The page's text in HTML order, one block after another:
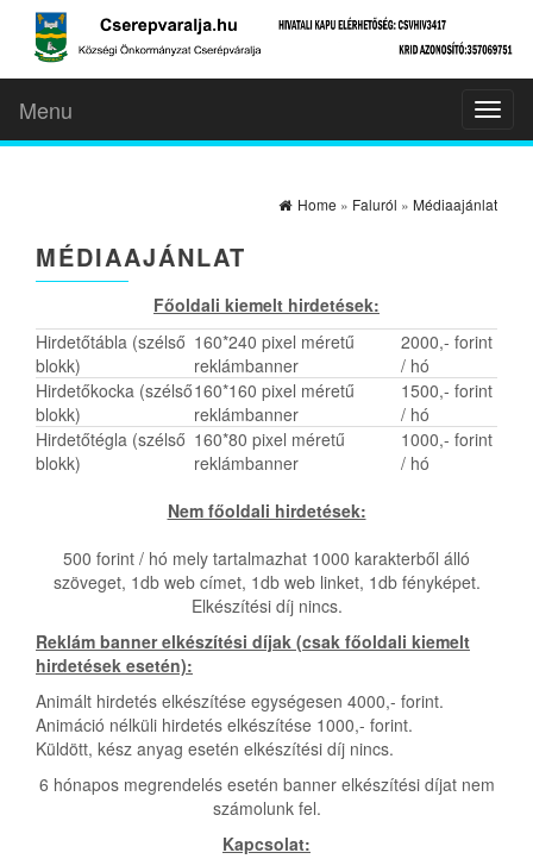
Menu
Home » Faluról » Médiaajánlat
MÉDIAAJÁNLAT
Főoldali kiemelt hirdetések:
Hirdetőtábla (szélső
blokk)
160*240 pixel méretű
reklámbanner
2000,- forint
/ hó
Hirdetőkocka (szélső
blokk)
160*160 pixel méretű
reklámbanner
1500,- forint
/ hó
Hirdetőtégla (szélső
blokk)
160*80 pixel méretű
reklámbanner
1000,- forint
/ hó
Nem főoldali hirdetések:
500 forint / hó mely tartalmazhat 1000 karakterből álló
szöveget, 1db web címet, 1db web linket, 1db fényképet.
Elkészítési díj nincs.
Reklám banner elkészítési díjak (csak főoldali kiemelt
hirdetések esetén):
Animált hirdetés elkészítése egységesen 4000,- forint.
Animáció nélküli hirdetés elkészítése 1000,- forint.
Küldött, kész anyag esetén elkészítési díj nincs.
6 hónapos megrendelés esetén banner elkészítési díjat nem
számolunk fel.
Kapcsolat: